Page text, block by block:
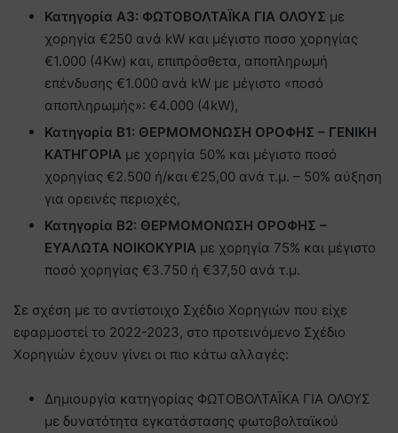
Κατηγορία Α3: ΦΩΤΟΒΟΛΤΑΪΚΑ ΓΙΑ ΟΛΟΥΣ με
χορηγία €250 ανά kW και μέγιστο ποσο χορηγίας
€1.000 (4Kw) και, επιπρόσθετα, αποπληρωμή
επένδυσης €1.000 ανά kW με μέγιστο «ποσό
αποπληρωμής»: €4.000 (4kW),
Κατηγορία Β1: ΘΕΡΜΟΜΟΝΩΣΗ ΟΡΟΦΗΣ – ΓΕΝΙΚΗ
ΚΑΤΗΓΟΡΙΑ με χορηγία 50% και μέγιστο ποσό
χορηγίας €2.500 ή/και €25,00 ανά τ.μ. – 50% αύξηση
για ορεινές περιοχές,
Κατηγορία Β2: ΘΕΡΜΟΜΟΝΩΣΗ ΟΡΟΦΗΣ –
ΕΥΑΛΩΤΑ ΝΟΙΚΟΚΥΡΙΑ με χορηγία 75% και μέγιστο
ποσό χορηγίας €3.750 ή €37,50 ανά τ.μ.
Σε σχέση με το αντίστοιχο Σχέδιο Χορηγιών που είχε
εφαρμοστεί το 2022-2023, στο προτεινόμενο Σχέδιο
Χορηγιών έχουν γίνει οι πιο κάτω αλλαγές:
Δημιουργία κατηγορίας ΦΩΤΟΒΟΛΤΑΪΚΑ ΓΙΑ ΟΛΟΥΣ
με δυνατότητα εγκατάστασης φωτοβολταϊκού